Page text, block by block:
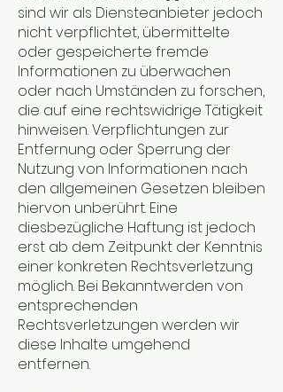
sind wir als Diensteanbieter jedoch
nicht verpflichtet, übermittelte
oder gespeicherte fremde
Informationen zu überwachen
oder nach Umständen zu forschen,
die auf eine rechtswidrige Tätigkeit
hinweisen. Verpflichtungen zur
Entfernung oder Sperrung der
Nutzung von Informationen nach
den allgemeinen Gesetzen bleiben
hiervon unberührt. Eine
diesbezügliche Haftung ist jedoch
erst ab dem Zeitpunkt der Kenntnis
einer konkreten Rechtsverletzung
möglich. Bei Bekanntwerden von
entsprechenden
Rechtsverletzungen werden wir
diese Inhalte umgehend
entfernen.